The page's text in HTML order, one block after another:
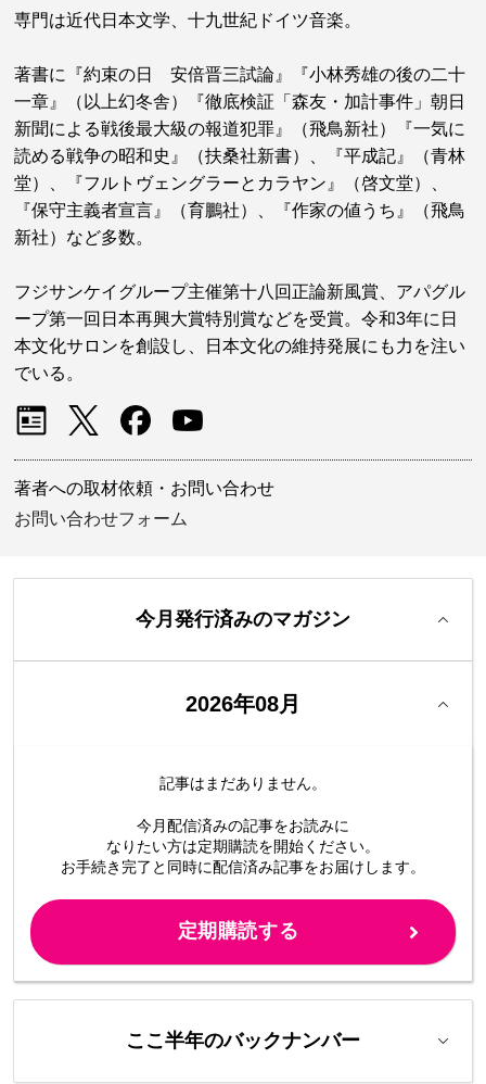
専門は近代日本文学、十九世紀ドイツ音楽。
著書に『約束の日 安倍晋三試論』『小林秀雄の後の二十
一章』（以上幻冬舎）『徹底検証「森友・加計事件」朝日
新聞による戦後最大級の報道犯罪』（飛鳥新社）『一気に
読める戦争の昭和史』（扶桑社新書）、『平成記』（青林
堂）、『フルトヴェングラーとカラヤン』（啓文堂）、
『保守主義者宣言』（育鵬社）、『作家の値うち』（飛鳥
新社）など多数。
フジサンケイグループ主催第十八回正論新風賞、アパグル
ープ第一回日本再興大賞特別賞などを受賞。令和3年に日
本文化サロンを創設し、日本文化の維持発展にも力を注い
でいる。
著者への取材依頼・お問い合わせ
お問い合わせフォーム
今月発行済みのマガジン
2026年08月
記事はまだありません。
今月配信済みの記事をお読みに
なりたい方は定期購読を開始ください。
お手続き完了と同時に配信済み記事をお届けします。
定期購読する
ここ半年のバックナンバー